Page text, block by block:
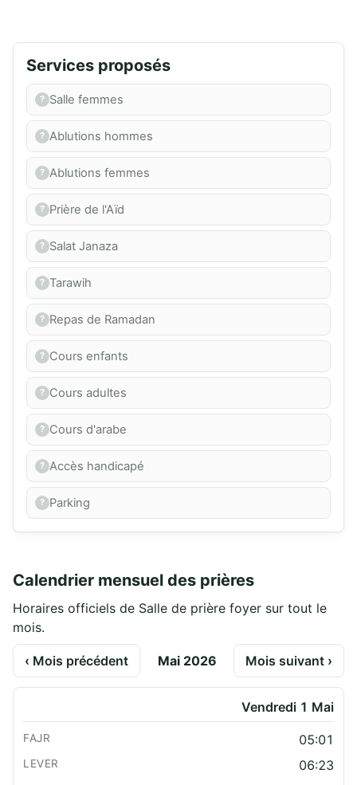
Services proposés
Salle femmes
Ablutions hommes
Ablutions femmes
Prière de l'Aïd
Salat Janaza
Tarawih
Repas de Ramadan
Cours enfants
Cours adultes
Cours d'arabe
Accès handicapé
Parking
Calendrier mensuel des prières
Horaires officiels de Salle de prière foyer sur tout le
mois.
‹ Mois précédent Mai 2026 Mois suivant ›
Vendredi 1 Mai
05:01
06:23